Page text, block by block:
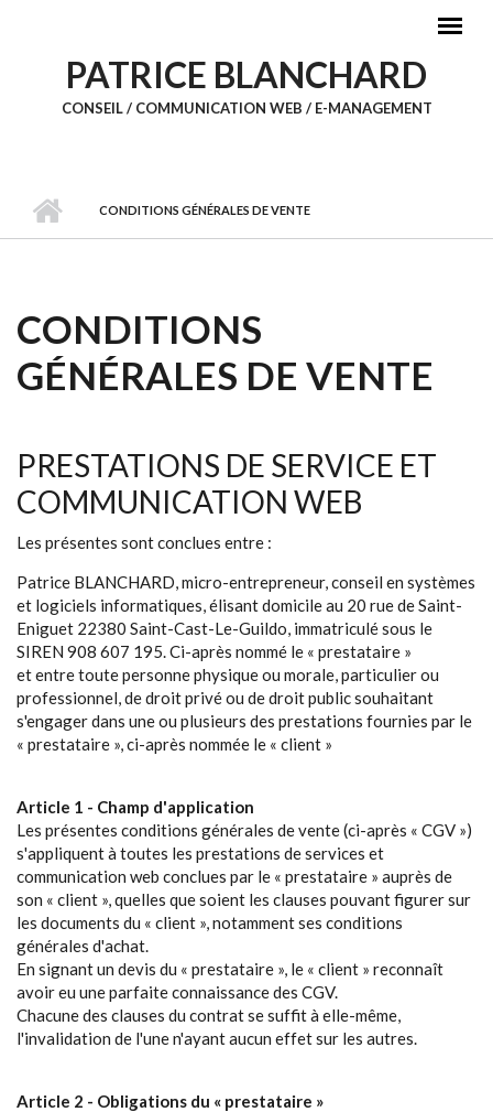
PATRICE BLANCHARD
CONSEIL / COMMUNICATION WEB / E-MANAGEMENT
CONDITIONS GÉNÉRALES DE VENTE
CONDITIONS
GÉNÉRALES DE VENTE
PRESTATIONS DE SERVICE ET
COMMUNICATION WEB
Les présentes sont conclues entre :
Patrice BLANCHARD, micro-entrepreneur, conseil en systèmes
et logiciels informatiques, élisant domicile au 20 rue de Saint-
Eniguet 22380 Saint-Cast-Le-Guildo, immatriculé sous le
SIREN 908 607 195. Ci-après nommé le « prestataire »
et entre toute personne physique ou morale, particulier ou
professionnel, de droit privé ou de droit public souhaitant
s'engager dans une ou plusieurs des prestations fournies par le
« prestataire », ci-après nommée le « client »
Article 1 - Champ d'application
Les présentes conditions générales de vente (ci-après « CGV »)
s'appliquent à toutes les prestations de services et
communication web conclues par le « prestataire » auprès de
son « client », quelles que soient les clauses pouvant figurer sur
les documents du « client », notamment ses conditions
générales d'achat.
En signant un devis du « prestataire », le « client » reconnaît
avoir eu une parfaite connaissance des CGV.
Chacune des clauses du contrat se suffit à elle-même,
l'invalidation de l'une n'ayant aucun effet sur les autres.
Article 2 - Obligations du « prestataire »